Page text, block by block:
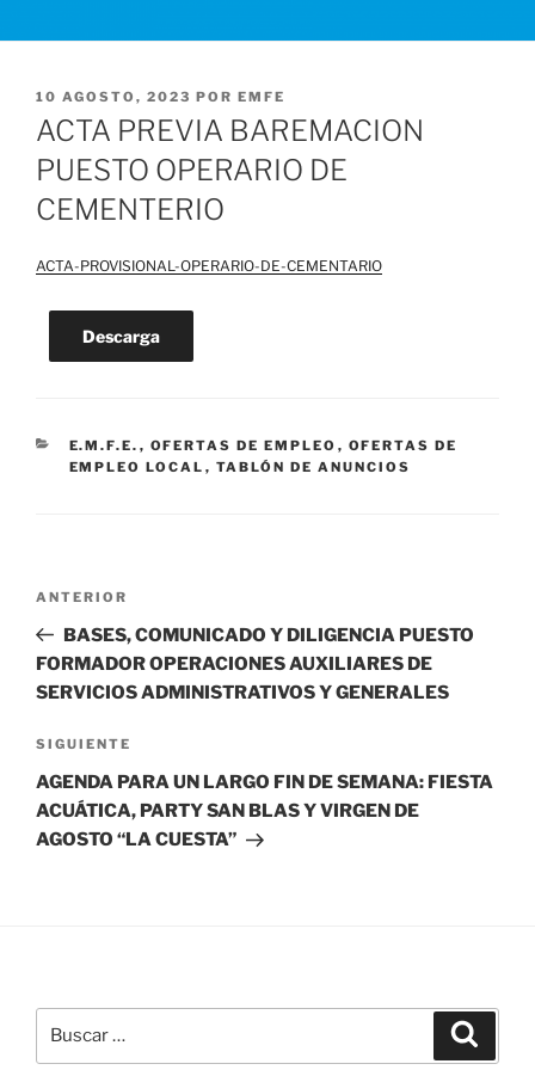
PUBLICADO
EL
10 AGOSTO, 2023 POR EMFE
ACTA PREVIA BAREMACION
PUESTO OPERARIO DE
CEMENTERIO
ACTA-PROVISIONAL-OPERARIO-DE-CEMENTARIO
Descarga
CATEGORÍAS
E.M.F.E. , OFERTAS DE EMPLEO , OFERTAS DE
EMPLEO LOCAL , TABLÓN DE ANUNCIOS
entradas
Entrada
anterior:
ANTERIOR
BASES, COMUNICADO Y DILIGENCIA PUESTO
FORMADOR OPERACIONES AUXILIARES DE
SERVICIOS ADMINISTRATIVOS Y GENERALES
Siguiente
entrada
SIGUIENTE
AGENDA PARA UN LARGO FIN DE SEMANA: FIESTA
ACUÁTICA, PARTY SAN BLAS Y VIRGEN DE
AGOSTO “LA CUESTA”
por: